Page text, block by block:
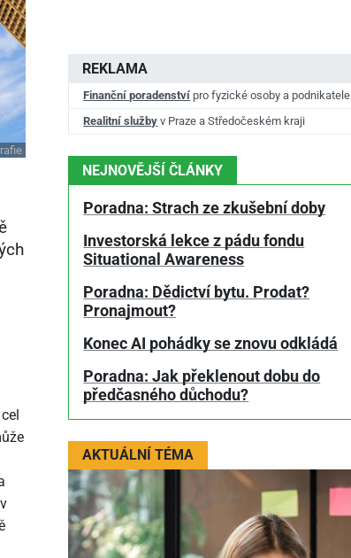
REKLAMA
Finanční poradenství pro fyzické osoby a podnikatele
Realitní služby v Praze a Středočeském kraji
NEJNOVĚJŠÍ ČLÁNKY
Poradna: Strach ze zkušební doby
Investorská lekce z pádu fondu
Situational Awareness
Poradna: Dědictví bytu. Prodat?
Pronajmout?
Konec AI pohádky se znovu odkládá
Poradna: Jak překlenout dobu do
předčasného důchodu?
AKTUÁLNÍ TÉMA